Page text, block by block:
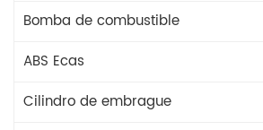
Bomba de combustible
ABS Ecas
Cilindro de embrague